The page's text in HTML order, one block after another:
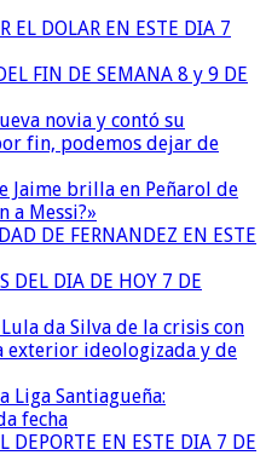
EL DOLAR EN ESTE DIA 7
FIN DE SEMANA 8 y 9 DE
novia y contó su
fin, podemos dejar de
Jaime brilla en Peñarol de
a Messi?»
DE FERNANDEZ EN ESTE
DEL DIA DE HOY 7 DE
da Silva de la crisis con
exterior ideologizada y de
Liga Santiagueña:
fecha
DEPORTE EN ESTE DIA 7 DE